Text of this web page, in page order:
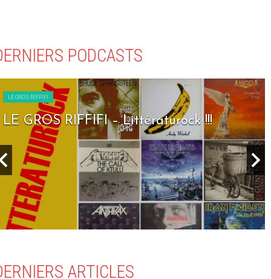
PODCASTS
LE GROS RIFFIFI
LE GROS RIFFIFI – Littératurock !!!
ARTICLES